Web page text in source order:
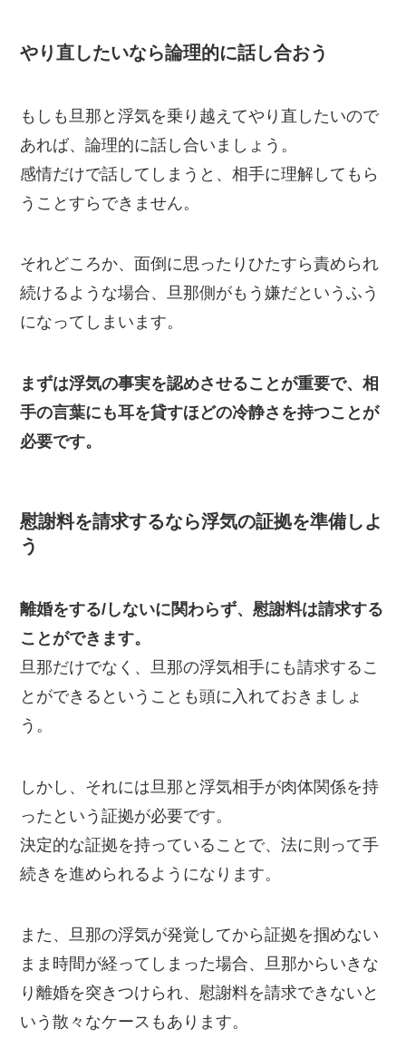
やり直したいなら論理的に話し合おう
もしも旦那と浮気を乗り越えてやり直したいので
あれば、論理的に話し合いましょう。
感情だけで話してしまうと、相手に理解してもら
うことすらできません。
それどころか、面倒に思ったりひたすら責められ
続けるような場合、旦那側がもう嫌だというふう
になってしまいます。
まずは浮気の事実を認めさせることが重要で、相
手の言葉にも耳を貸すほどの冷静さを持つことが
必要です。
慰謝料を請求するなら浮気の証拠を準備しよ
う
離婚をする/しないに関わらず、慰謝料は請求する
ことができます。
旦那だけでなく、旦那の浮気相手にも請求するこ
とができるということも頭に入れておきましょ
う。
しかし、それには旦那と浮気相手が肉体関係を持
ったという証拠が必要です。
決定的な証拠を持っていることで、法に則って手
続きを進められるようになります。
また、旦那の浮気が発覚してから証拠を掴めない
まま時間が経ってしまった場合、旦那からいきな
り離婚を突きつけられ、慰謝料を請求できないと
いう散々なケースもあります。